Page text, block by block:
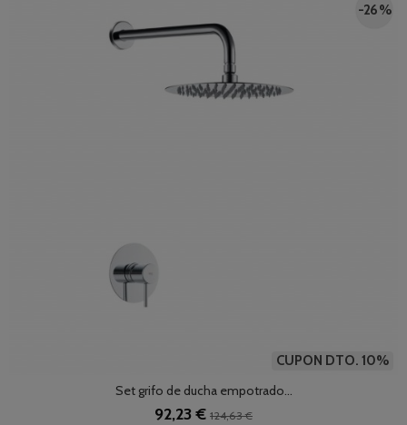
CUPON DTO. 10%
-26 %
Set grifo de ducha empotrado...
92,23 € 124,63 €